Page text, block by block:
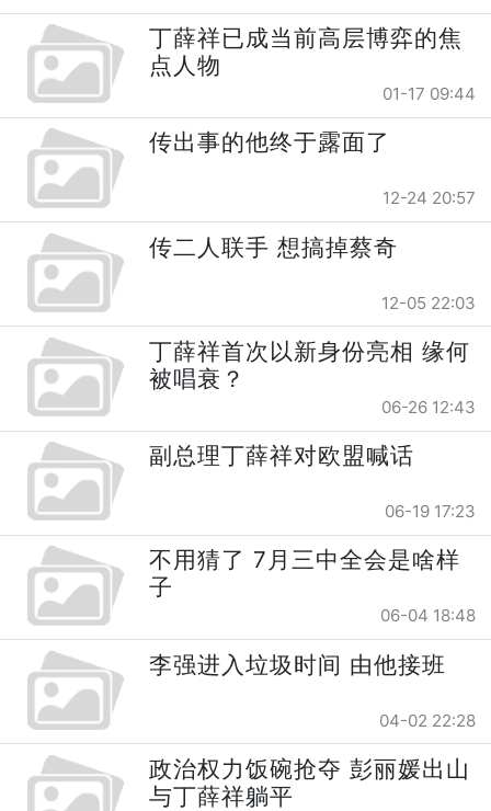
丁薛祥已成当前高层博弈的焦
点人物
01-17 09:44
传出事的他终于露面了
12-24 20:57
传二人联手 想搞掉蔡奇
12-05 22:03
丁薛祥首次以新身份亮相 缘何
被唱衰？
06-26 12:43
副总理丁薛祥对欧盟喊话
06-19 17:23
不用猜了 7月三中全会是啥样
子
06-04 18:48
李强进入垃圾时间 由他接班
04-02 22:28
政治权力饭碗抢夺 彭丽媛出山
与丁薛祥躺平